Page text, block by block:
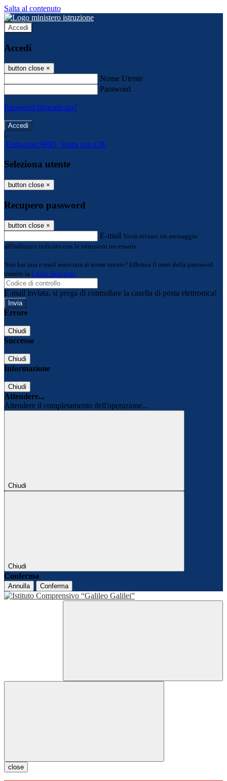
Salta al contenuto
Accedi
Accedi
button close ×
Nome Utente
Password
Password dimenticata?
-
Entra con SPID Entra con CIE
Seleziona utente
button close ×
Recupero password
button close ×
E-mail Verrà inviato un messaggio
all'indirizzo indicato con le istruzioni necessarie.
Non hai una e-mail associata al nome utente? Effettua il reset della password
tramite la Login Spaggiari
E-mail inviata, si prega di controllare la casella di posta elettronica!
Errore
Chiudi
Successo
Chiudi
Informazione
Chiudi
Attendere...
Attendere il completamento dell'operazione...
Chiudi
Chiudi
Conferma
Annulla Conferma
close